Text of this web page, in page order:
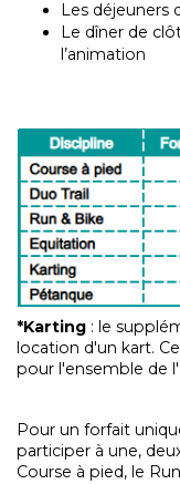
Les déjeuners
Le dîner de
l’animation
*Karting : le
location d'un kart.
pour l'ensemble de
Pour un forfait
participer à une,
Course à pied, le